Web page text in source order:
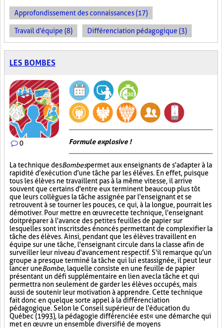
Approfondissement des connaissances (17)
Travail d'équipe (8) Différenciation pédagogique (3)
LES BOMBES
0 Formule explosive !
La technique desBombespermet aux enseignants de s'adapter à la
rapidité d'exécution d'une tâche par les élèves. En effet, puisque
tous les élèves ne travaillent pas à la même vitesse, il arrive
souvent que certains d'entre eux terminent beaucoup plus tôt
que leurs collègues la tâche assignée par l'enseignant et se
retrouvent à se tourner les pouces, ce qui, à la longue, pourrait les
démotiver. Pour mettre en œuvre cette technique, l'enseignant
doit préparer à l'avance des petites feuilles de papier sur
lesquelles sont inscrits des énoncés permettant de complexifier la
tâche des élèves. Ainsi, pendant que les élèves travaillent en
équipe sur une tâche, l'enseignant circule dans la classe afin de
surveiller leur niveau d'avancement respectif. S'il remarque qu'un
groupe a presque terminé la tâche qui lui est assignée, il peut leur
lancer uneBombe, laquelle consiste en une feuille de papier
présentant un défi supplémentaire en lien avec la tâche et qui
permettra non seulement de garder les élèves occupés, mais
aussi de soutenir leur motivation à apprendre. Cette technique
fait donc en quelque sorte appel à la différenciation
pédagogique. Selon le Conseil supérieur de l'éducation du
Québec (1993), la pédagogie différenciée est « une démarche qui
met en œuvre un ensemble diversifié de moyens